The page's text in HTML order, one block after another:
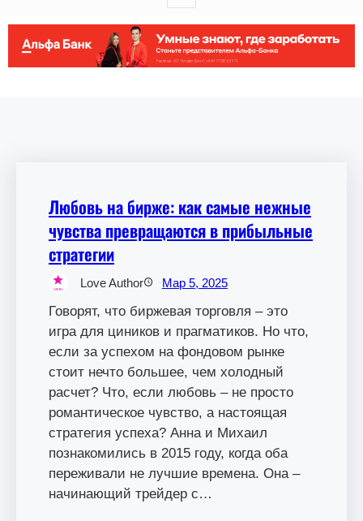
Любовь на бирже: как самые нежные
чувства превращаются в прибыльные
стратегии
Love Author Мар 5, 2025
Говорят, что биржевая торговля – это
игра для циников и прагматиков. Но что,
если за успехом на фондовом рынке
стоит нечто большее, чем холодный
расчет? Что, если любовь – не просто
романтическое чувство, а настоящая
стратегия успеха? Анна и Михаил
познакомились в 2015 году, когда оба
переживали не лучшие времена. Она –
начинающий трейдер с…